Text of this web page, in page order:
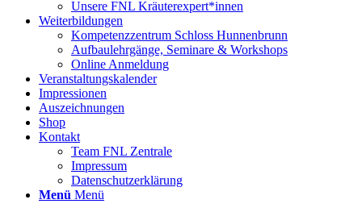
Unsere FNL Kräuterexpert*innen
Weiterbildungen
Kompetenzzentrum Schloss Hunnenbrunn
Aufbaulehrgänge, Seminare & Workshops
Online Anmeldung
Veranstaltungskalender
Impressionen
Auszeichnungen
Shop
Kontakt
Team FNL Zentrale
Impressum
Datenschutzerklärung
Menü Menü